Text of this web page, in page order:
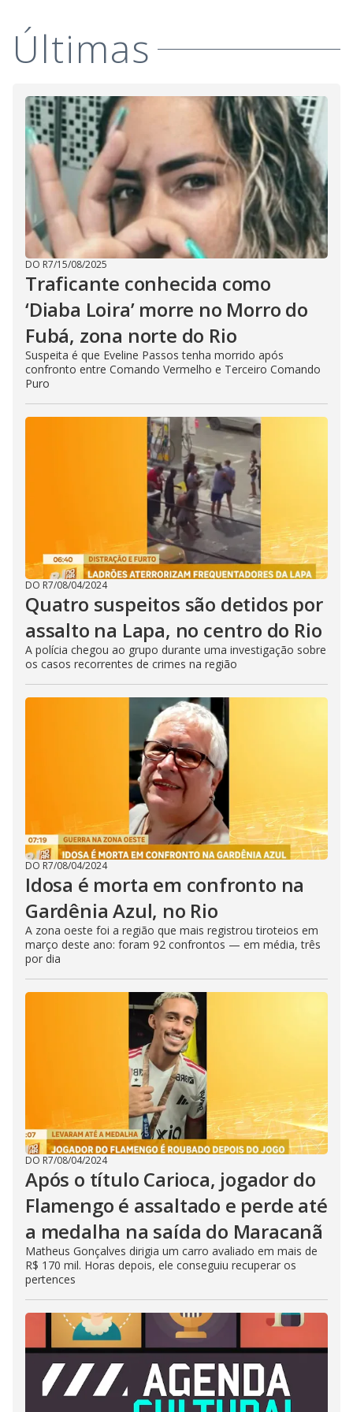
i
d
e
o
Últimas
DO R7/15/08/2025
Traficante conhecida como
‘Diaba Loira’ morre no Morro do
Fubá, zona norte do Rio
Suspeita é que Eveline Passos tenha morrido após
confronto entre Comando Vermelho e Terceiro Comando
Puro
DO R7/08/04/2024
Quatro suspeitos são detidos por
assalto na Lapa, no centro do Rio
A polícia chegou ao grupo durante uma investigação sobre
os casos recorrentes de crimes na região
DO R7/08/04/2024
Idosa é morta em confronto na
Gardênia Azul, no Rio
A zona oeste foi a região que mais registrou tiroteios em
março deste ano: foram 92 confrontos — em média, três
por dia
DO R7/08/04/2024
Após o título Carioca, jogador do
Flamengo é assaltado e perde até
a medalha na saída do Maracanã
Matheus Gonçalves dirigia um carro avaliado em mais de
R$ 170 mil. Horas depois, ele conseguiu recuperar os
pertences